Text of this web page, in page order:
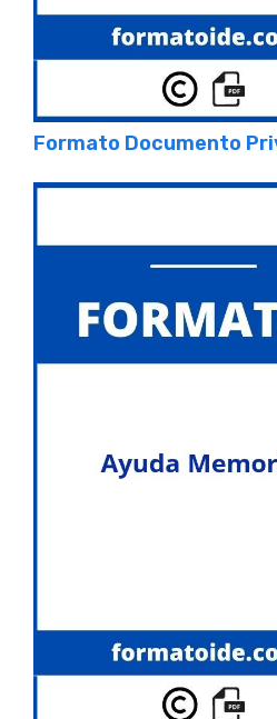
Formato Documento